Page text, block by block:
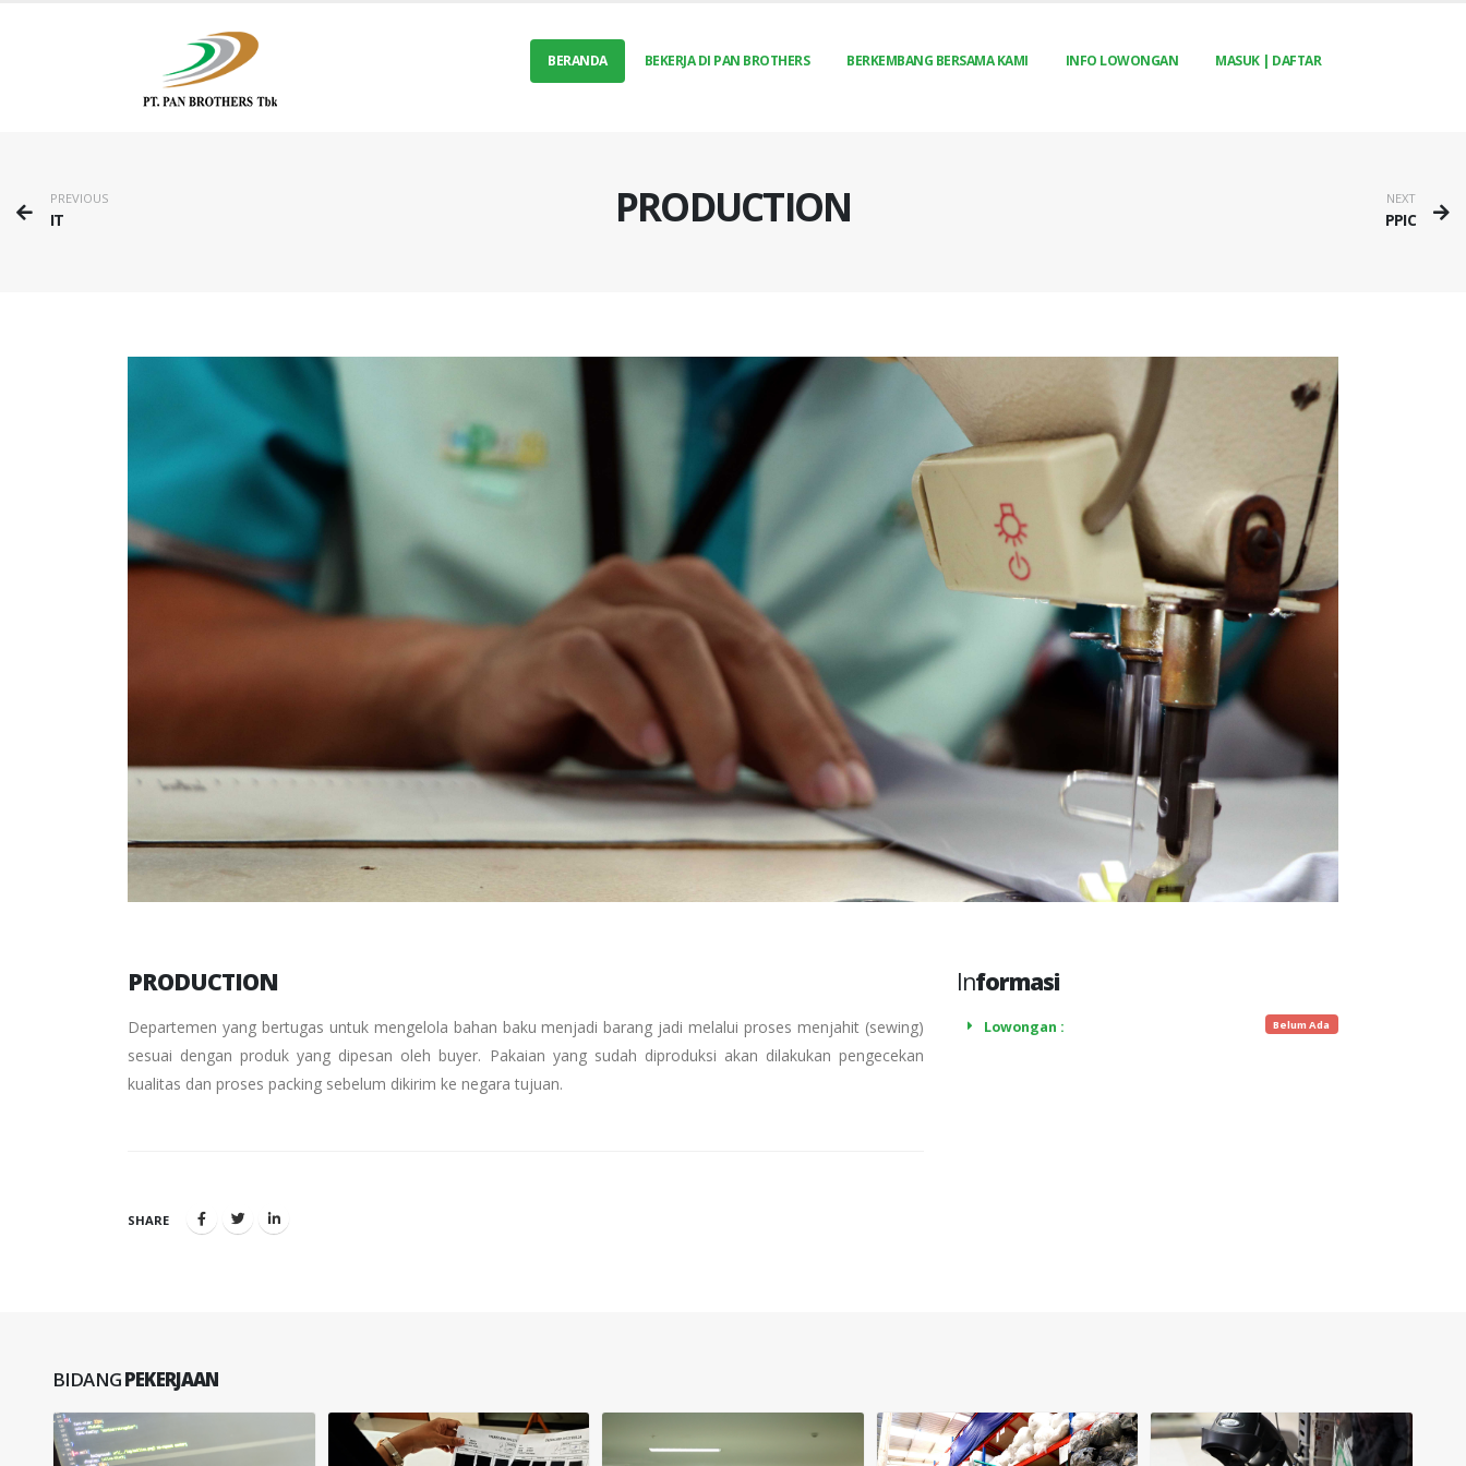
BERANDA BEKERJA DI PAN BROTHERS BERKEMBANG BERSAMA KAMI INFO LOWONGAN MASUK | DAFTAR
PREVIOUS
IT PRODUCTION NEXT
PPIC
PRODUCTION
Departemen yang bertugas untuk mengelola bahan baku menjadi barang jadi melalui proses menjahit (sewing)
sesuai dengan produk yang dipesan oleh buyer. Pakaian yang sudah diproduksi akan dilakukan pengecekan
kualitas dan proses packing sebelum dikirim ke negara tujuan.
SHARE
Informasi
Lowongan : Belum Ada
BIDANGPEKERJAAN